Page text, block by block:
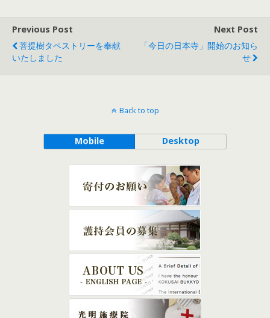
Previous Post
菩提樹タペストリーを奉献
いたしました
Next Post
「今日の日本寺」開始のお知ら
せ
Back to top
Mobile Desktop